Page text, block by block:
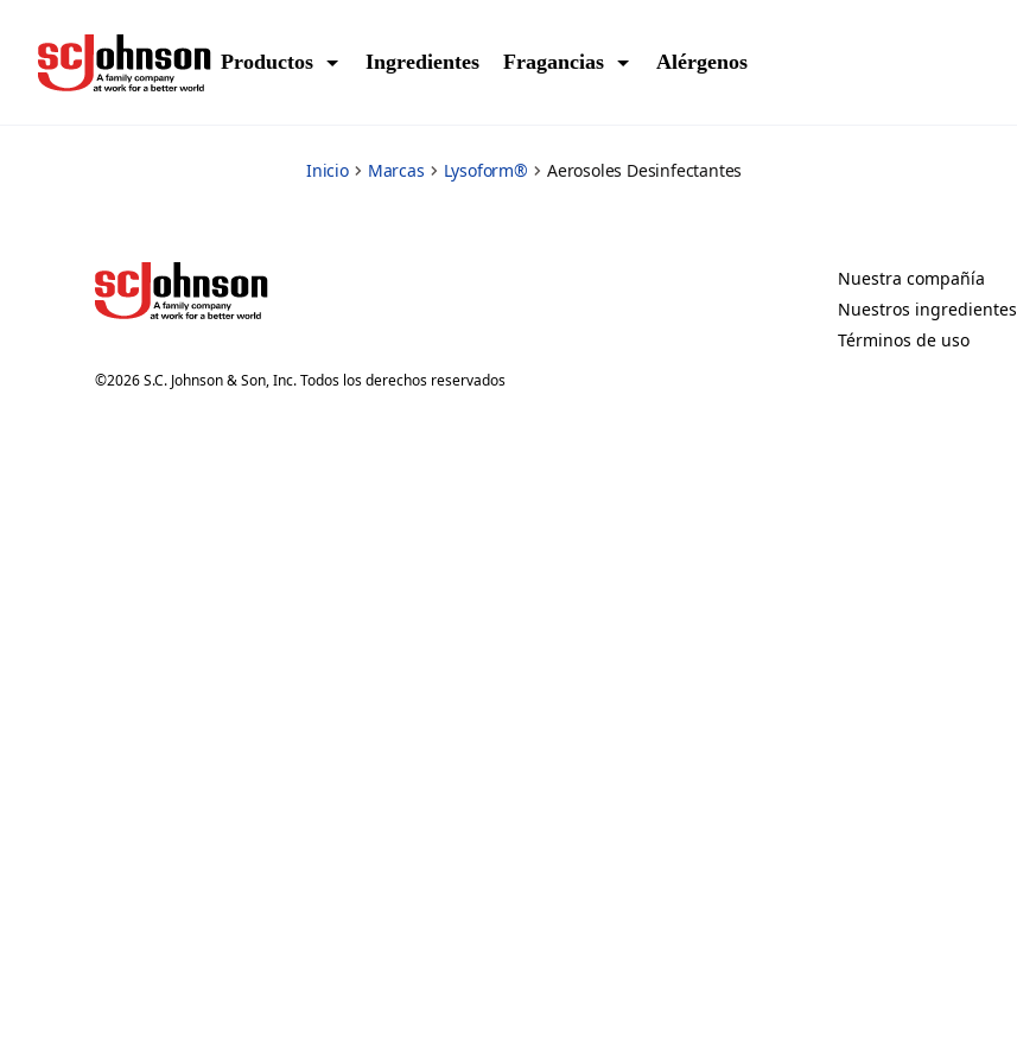
Productos Ingredientes Fragancias Alérgenos
Inicio Marcas Lysoform® Aerosoles Desinfectantes
©2026S.C. Johnson & Son, Inc. Todos los derechos reservados
Nuestra compañía
(Opens in a new tab)
Nuestros ingredientes
(Opens in a new tab)
Términos de uso
(Opens in a new tab)